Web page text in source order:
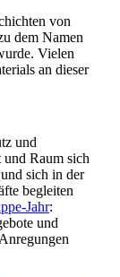
von
dem Namen
Vielen
an dieser
und
Raum sich
sich in der
begleiten
Jahr:
und